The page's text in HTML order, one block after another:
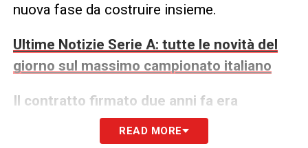
nuova fase da costruire insieme.
Ultime Notizie Serie A: tutte le novità del
giorno sul massimo campionato italiano
Il contratto firmato due anni fa era
triennale e l’idea iniziale era quella di aprire
un ciclo. Ora, però, servirà un confronto
READ MORE